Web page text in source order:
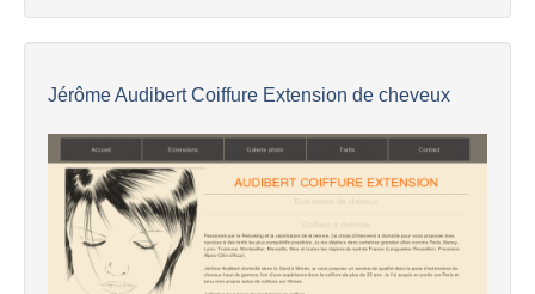
Jérôme Audibert Coiffure Extension de cheveux